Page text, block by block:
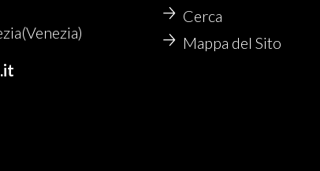
Cerca
Mappa del Sito